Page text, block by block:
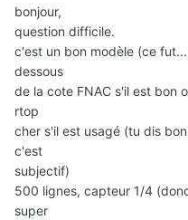
bonjour,
question difficile.
c'est un bon modèle (ce
dessous
de la cote FNAC s'il est bon
rtop
cher s'il est usagé (tu dis
c'est
subjectif)
500 lignes, capteur 1/4
super